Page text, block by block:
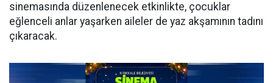
sinemasında düzenlenecek etkinlikte, çocuklar
eğlenceli anlar yaşarken aileler de yaz akşamının tadını
çıkaracak.